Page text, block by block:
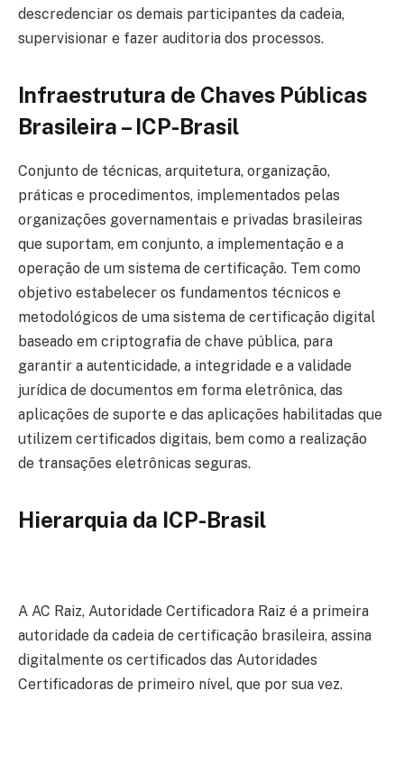
descredenciar os demais participantes da cadeia,
supervisionar e fazer auditoria dos processos.
Infraestrutura de Chaves Públicas
Brasileira – ICP-Brasil
Conjunto de técnicas, arquitetura, organização,
práticas e procedimentos, implementados pelas
organizações governamentais e privadas brasileiras
que suportam, em conjunto, a implementação e a
operação de um sistema de certificação. Tem como
objetivo estabelecer os fundamentos técnicos e
metodológicos de uma sistema de certificação digital
baseado em criptografia de chave pública, para
garantir a autenticidade, a integridade e a validade
jurídica de documentos em forma eletrônica, das
aplicações de suporte e das aplicações habilitadas que
utilizem certificados digitais, bem como a realização
de transações eletrônicas seguras.
Hierarquia da ICP-Brasil
A AC Raiz, Autoridade Certificadora Raiz é a primeira
autoridade da cadeia de certificação brasileira, assina
digitalmente os certificados das Autoridades
Certificadoras de primeiro nível, que por sua vez.